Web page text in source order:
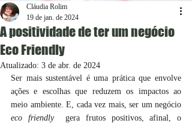
A positividade de ter um negócio
Eco Friendly
Cláudia Rolim
19 de jan. de 2024
Atualizado: 3 de abr. de 2024
Ser mais sustentável é uma prática que envolve
ações e escolhas que reduzem os impactos ao
eco friendly gera frutos positivos, afinal, o